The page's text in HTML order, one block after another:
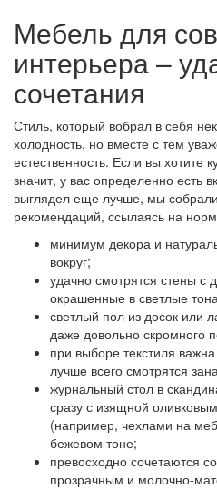
Мебель для
интерьера –
сочетания
Стиль, который вобрал в себя
холодность, но вместе с тем
естественность. Если вы хотите
значит, у вас определенно есть
выглядел еще лучше, мы
рекомендаций, ссылаясь на
минимум декора и
вокруг;
удачно смотрятся стены
окрашенные в светлые
светлый пол из досок или
даже довольно скромного
при выборе текстиля
лучше всего смотрятся
журнальный стол в
сразу с изящной
(например, чехлами на
бежевом тоне;
превосходно сочетаются
прозрачным и молочно-